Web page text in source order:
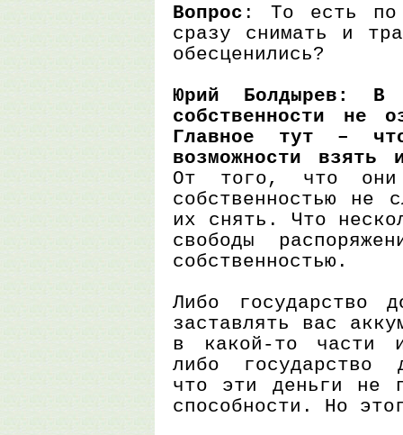
Вопрос : То есть по
сразу снимать и
обесценились?
Юрий Болдырев: В
собственности не
Главное тут –
возможности
От того, что они
собственностью не
их снять. Что
свободы
собственностью.
Либо государство
заставлять вас
в какой-то части
либо государство
что эти деньги не
способности. Но